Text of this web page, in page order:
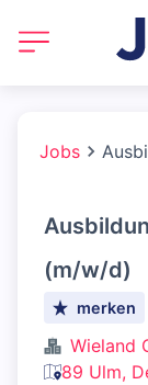
Jobs
(m/w/d)
merken
Wieland
89 Ulm,